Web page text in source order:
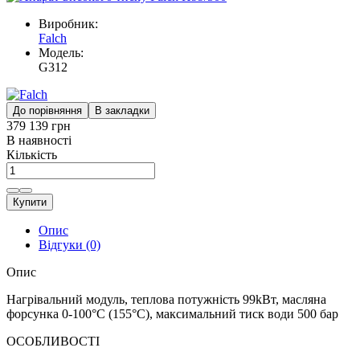
Виробник:
Falch
Модель:
G312
До порівняння В закладки
379 139 грн
В наявності
Кількість
Купити
Опис
Відгуки (0)
Опис
Нагрівальний модуль, теплова потужність 99kВт, масляна
форсунка 0-100°С (155°С), максимальний тиск води 500 бар
ОСОБЛИВОСТІ